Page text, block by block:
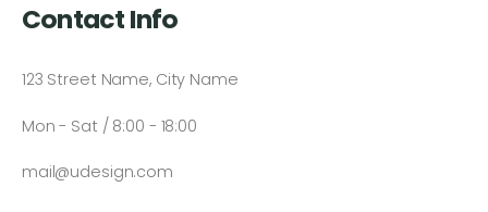
Contact Info
123 Street Name, City Name
Mon - Sat / 8:00 - 18:00
mail@udesign.com